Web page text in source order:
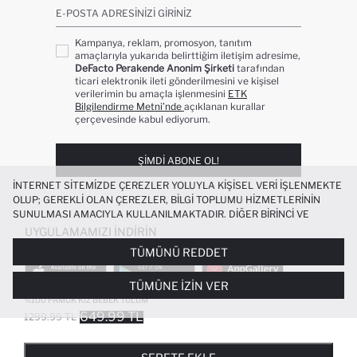
%100 PAMUK KIZ BEBEK TULUM
1299.99 TL 649.99 TL
E-POSTA ADRESINIZI GIRINIZ
Kampanya, reklam, promosyon, tanıtım
amaçlarıyla yukarıda belirttiğim iletişim adresime,
DeFacto Perakende Anonim Şirketi tarafından
ticari elektronik ileti gönderilmesini ve kişisel
verilerimin bu amaçla işlenmesini ETK
Bilgilendirme Metni’nde açıklanan kurallar
çerçevesinde kabul ediyorum.
ŞIMDI ABONE OL!
UYGULAMAMIZI İNDIRIN
POPÜLER KATEGORILER
İNTERNET SITEMIZDE ÇEREZLER YOLUYLA KIŞISEL VERI IŞLENMEKTE
OLUP; GEREKLI OLAN ÇEREZLER, BILGI TOPLUMU HIZMETLERININ
SUNULMASI AMACIYLA KULLANILMAKTADIR. DIĞER BIRINCI VE
ÜÇÜNCÜ TARAF ÇEREZLER ISE SIZE DAHA IYI BIR ALIŞVERIŞ
DENEYIMI SUNULABILMESI, SITEMIZIN DAHA IŞLEVSEL KILINMASI VE
KIŞISELLEŞTIRMESI VE AÇIK RIZA VERMENIZ HALINDE, SIZLERE
YÖNELIK PAZARLAMA FAALIYETLERININ YAPILMASI AMAÇLARIYLA
SINIRLI OLARAK KULLANILACAKTIR. ÇEREZLERE DAIR TERCIHLERINIZI
ÇEREZ TERCIHLERIPANELI ARACILIĞIYLA HER ZAMAN YÖNETEBILIR,
ÇEREZLERLE ILGILI DAHA DETAYLI BILGIYE
TÜMÜNÜ REDDET
TÜMÜNE İZIN VER